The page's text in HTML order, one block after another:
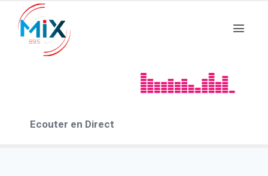
Ecouter en Direct
Sites Antiques 2022
1 EPISODES